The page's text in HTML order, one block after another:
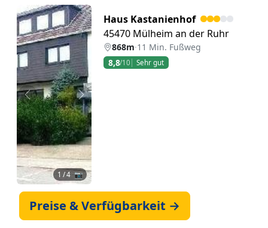
Zurück Weiter
1 / 4 📷
Haus Kastanienhof
45470 Mülheim an der Ruhr
868m·11 Min. Fußweg
8,8/10 Sehr gut
Preise & Verfügbarkeit →